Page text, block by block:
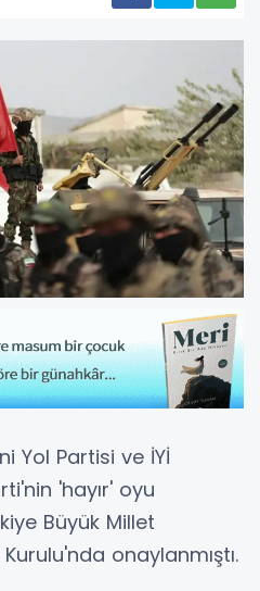
Yol Partisi ve İYİ
'hayır' oyu
Büyük Millet
onaylanmıştı.